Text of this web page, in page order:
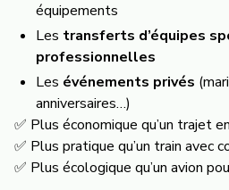
équipements
Les transferts d’équipes
professionnelles
Les événements privés
anniversaires…)
✅ Plus économique qu’un trajet
✅ Plus pratique qu’un train avec
✅ Plus écologique qu’un avion